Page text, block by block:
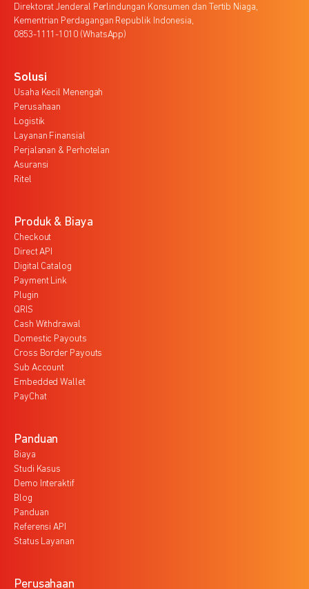
Direktorat Jenderal Perlindungan Konsumen dan Tertib Niaga,
Kementrian Perdagangan Republik Indonesia,
0853-1111-1010 (WhatsApp)
Solusi
Usaha Kecil Menengah
Perusahaan
Logistik
Layanan Finansial
Perjalanan & Perhotelan
Asuransi
Ritel
Produk & Biaya
Checkout
Direct API
Digital Catalog
Payment Link
Plugin
QRIS
Cash Withdrawal
Domestic Payouts
Cross Border Payouts
Sub Account
Embedded Wallet
PayChat
Panduan
Biaya
Studi Kasus
Demo Interaktif
Blog
Panduan
Referensi API
Status Layanan
Perusahaan